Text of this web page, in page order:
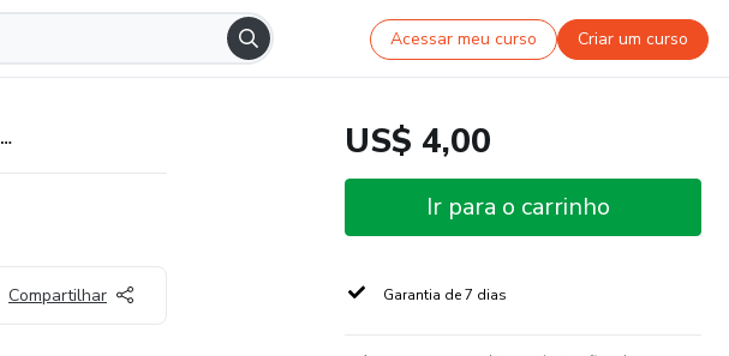
Acessar meu curso Criar um curso
Scripts prontos para Whatsapp
Compartilhar
US$ 4,00
Ir para o carrinho
Garantia de 7 dias